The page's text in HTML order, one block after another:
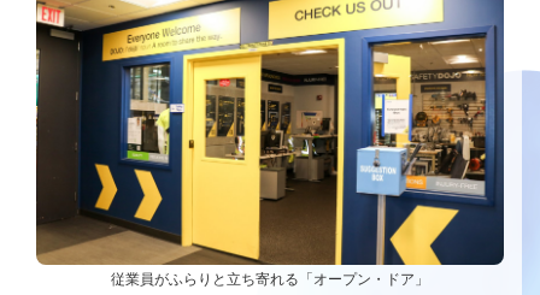
従業員がふらりと立ち寄れる「オープン・ドア」